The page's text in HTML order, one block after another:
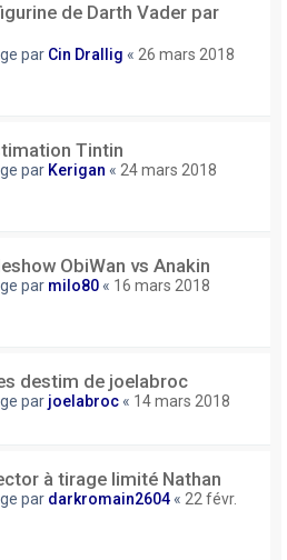
de Darth Vader par
par Cin Drallig « 26 mars 2018
Tintin
par Kerigan « 24 mars 2018
ObiWan vs Anakin
par milo80 « 16 mars 2018
destim de joelabroc
par joelabroc « 14 mars 2018
à tirage limité Nathan
par darkromain2604 « 22 févr.